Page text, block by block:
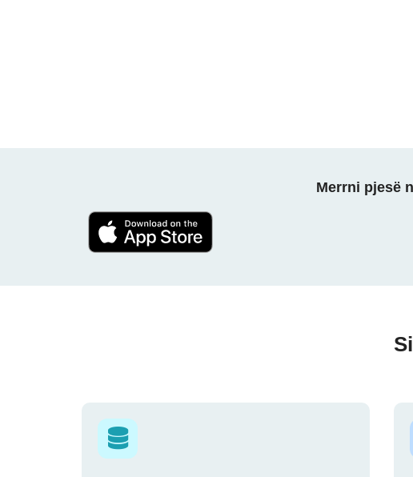
Merrni pjesë